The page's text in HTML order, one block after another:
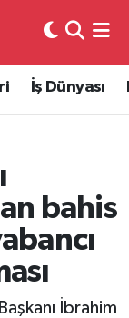
İş Dünyası
bahis
İbrahim